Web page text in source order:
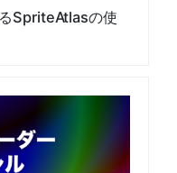
SpriteAtlasの使